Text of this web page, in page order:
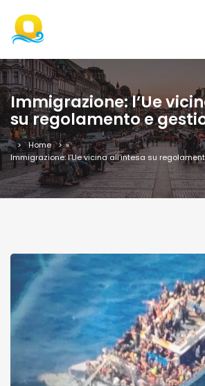
Immigrazione: l’Ue
su regolamento e
Home
»
Immigrazione: l’Ue vicina all’intesa su